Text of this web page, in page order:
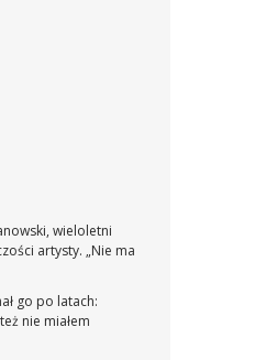
wieloletni
artysty. „Nie ma
go po latach:
nie miałem